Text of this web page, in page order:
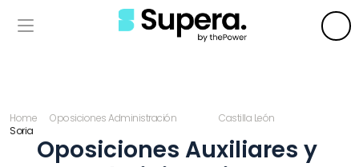
Home Oposiciones Administración
Castilla León
Soria
Oposiciones Auxiliares y